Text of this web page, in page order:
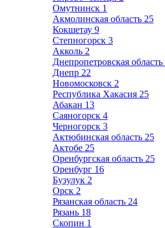
Омутнинск 1
Акмолинская область 25
Кокшетау 9
Степногорск 3
Акколь 2
Днепропетровская область
Днепр 22
Новомосковск 2
Республика Хакасия 25
Абакан 13
Саяногорск 4
Черногорск 3
Актюбинская область 25
Актобе 25
Оренбургская область 25
Оренбург 16
Бузулук 2
Орск 2
Рязанская область 24
Рязань 18
Скопин 1